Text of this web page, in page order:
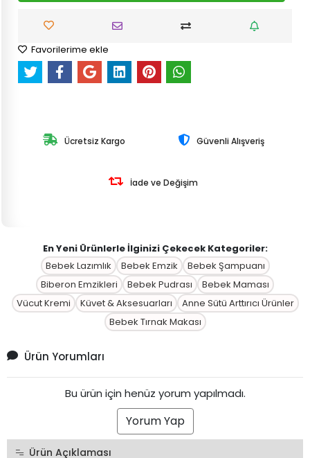
Favorilerime ekle
Ücretsiz Kargo Güvenli Alışveriş
İade ve Değişim
En Yeni Ürünlerle İlginizi Çekecek Kategoriler:
Bebek Lazımlık
Bebek Emzik
Bebek Şampuanı
Biberon Emzikleri
Bebek Pudrası
Bebek Maması
Vücut Kremi
Küvet & Aksesuarları
Anne Sütü Arttırıcı Ürünler
Bebek Tırnak Makası
Ürün Yorumları
Bu ürün için henüz yorum yapılmadı.
Yorum Yap
Ürün Açıklaması